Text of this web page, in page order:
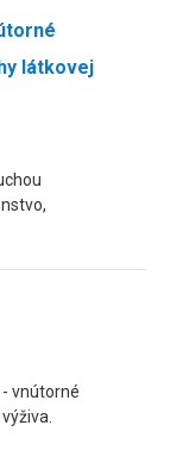
látkovej
vnútorné